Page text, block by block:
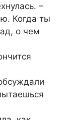
–
Когда ты
о чем